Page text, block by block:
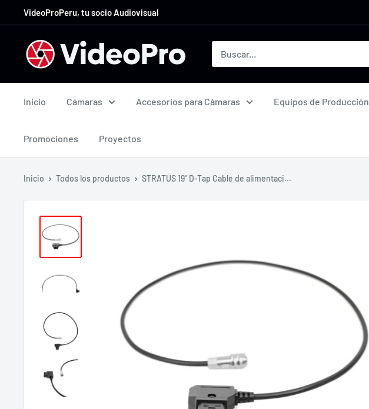
directamente
contenido
VideoProPeru, tu socio Audiovisual
VideoProPeru
Inicio Cámaras Accesorios para Cámaras Equipos de Producción
Promociones Proyectos
Inicio Todos los productos STRATUS 19" D-Tap Cable de alimentaci...